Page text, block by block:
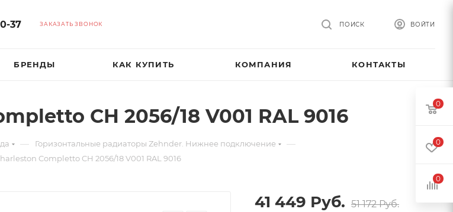
37 ЗАКАЗАТЬ ЗВОНОК ВОЙТИ
ПОИСК
БРЕНДЫ КАК КУПИТЬ КОМПАНИЯ КОНТАКТЫ
CH 2056/18 V001 RAL 9016
— Горизонтальные радиаторы Zehnder. Нижнее подключение —
Completto CH 2056/18 V001 RAL 9016
41 449 Руб. 51 172Руб.
0
0
0